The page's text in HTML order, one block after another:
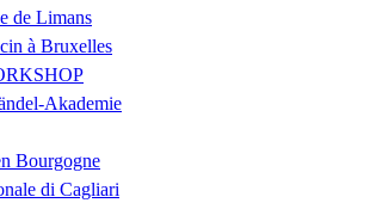
de Limans
à Bruxelles
Akademie
Bourgogne
di Cagliari